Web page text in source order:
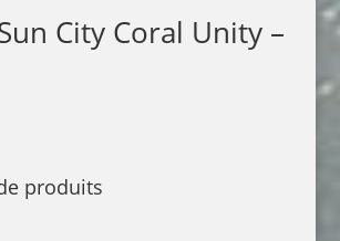
City Coral Unity –
produits